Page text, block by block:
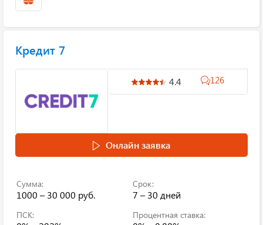
Кредит 7
4.4 126
Онлайн заявка
Сумма:
1000 – 30 000 руб.
Срок:
7 – 30 дней
ПСК: Процентная ставка: